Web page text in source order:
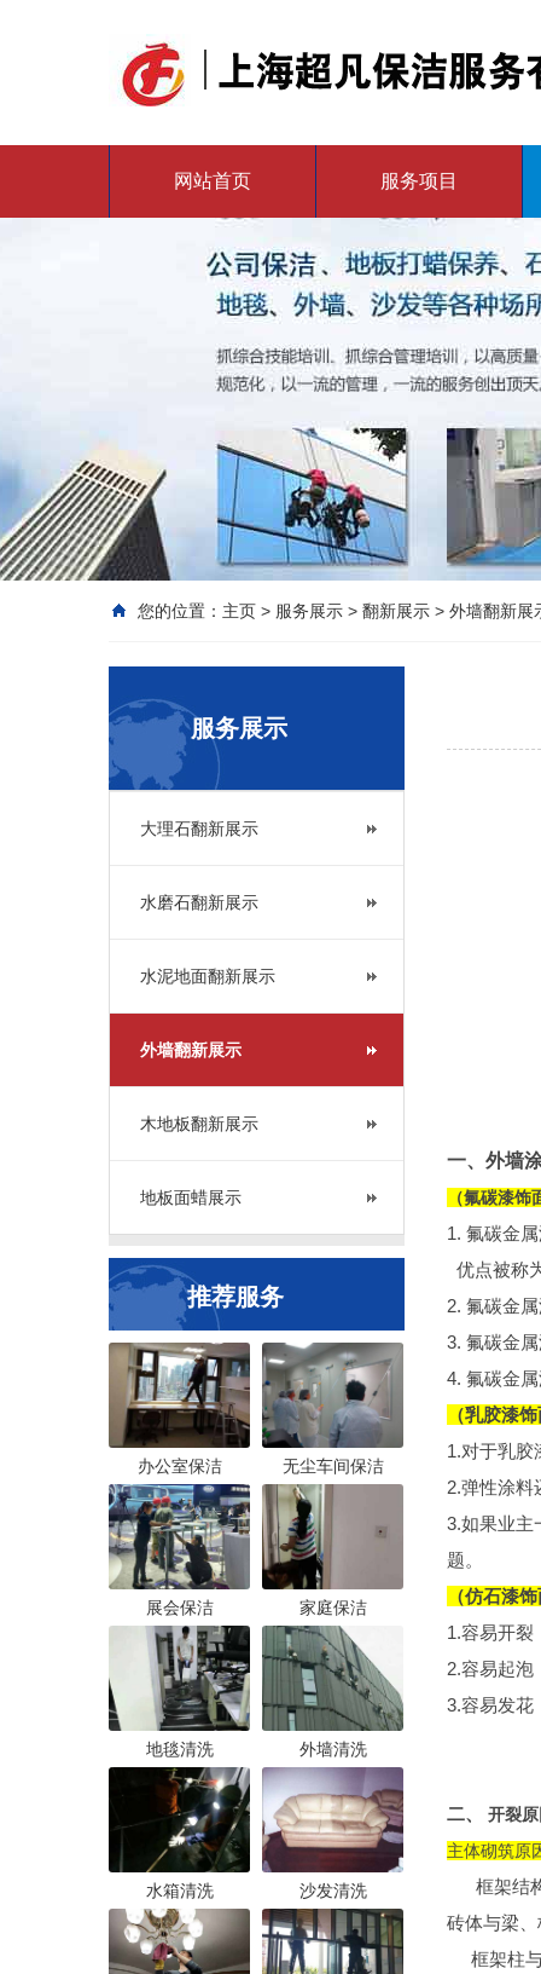
网站首页 服务项目
您的位置： 主页 > 服务展示 > 翻新展示 > 外墙翻新展
服务展示
大理石翻新展示
水磨石翻新展示
水泥地面翻新展示
外墙翻新展示
木地板翻新展示
地板面蜡展示
推荐服务
办公室保洁 无尘车间保洁
展会保洁 家庭保洁
地毯清洗 外墙清洗
水箱清洗 沙发清洗
一、外墙
（氟碳漆饰
1. 氟碳金
优点被称
2. 氟碳金
3. 氟碳金
4. 氟碳金
（乳胶漆
1.对于乳胶
2.弹性涂料
3.如果业主
题。
（仿石漆
1.容易开裂
2.容易起泡
3.容易发花
二、 开裂
主体砌筑原
框架结
砖体与梁
框架柱与